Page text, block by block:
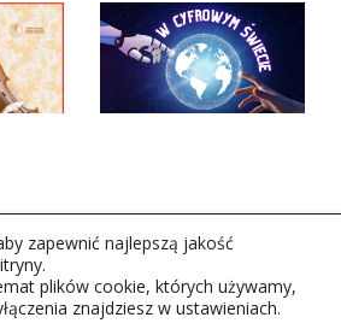
Radio Rzeszów S.A. w likwidacj.
zapewnić najlepszą jakość
plików cookie, których używamy,
znajdziesz w ustawieniach.